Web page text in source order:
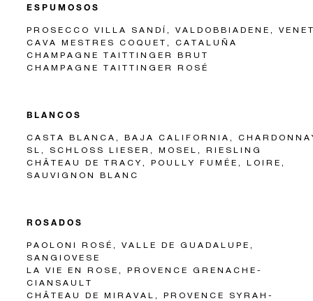
ESPUMOSOS
PROSECCO VILLA SANDÍ, VALDOBBIADENE,
CAVA MESTRES COQUET, CATALUÑA
CHAMPAGNE TAITTINGER BRUT
CHAMPAGNE TAITTINGER ROSÉ
BLANCOS
CASTA BLANCA, BAJA CALIFORNIA,
SL, SCHLOSS LIESER, MOSEL, RIESLING
CHÂTEAU DE TRACY, POULLY FUMÉE, LOIRE,
SAUVIGNON BLANC
ROSADOS
PAOLONI ROSÉ, VALLE DE GUADALUPE,
SANGIOVESE
LA VIE EN ROSE, PROVENCE GRENACHE-
CIANSAULT
CHÂTEAU DE MIRAVAL, PROVENCE SYRAH-